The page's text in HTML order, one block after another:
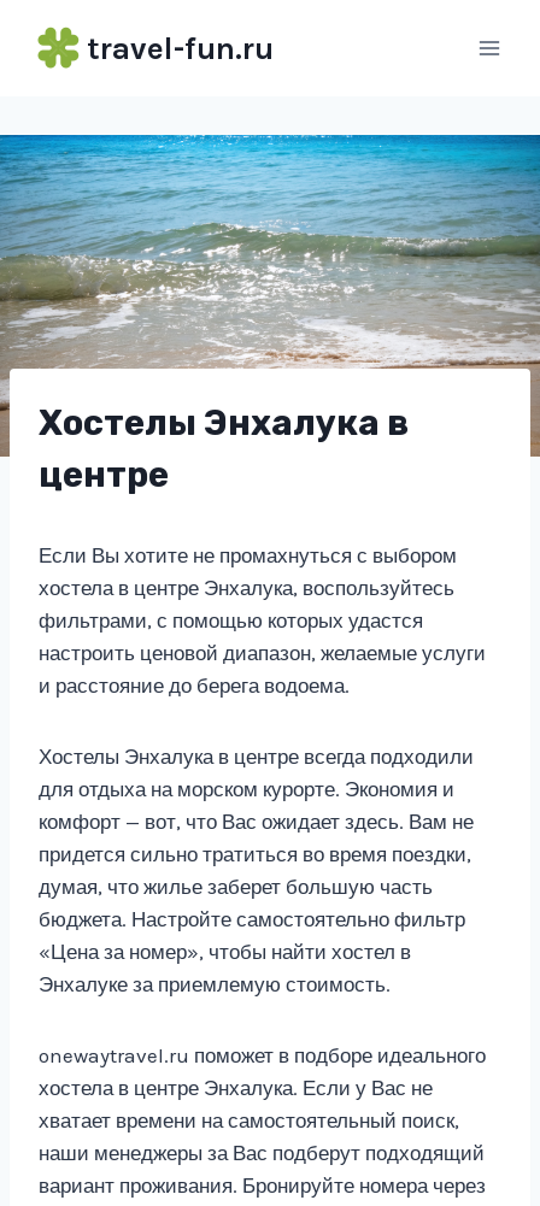
travel-fun.ru
Хостелы Энхалука в
центре
Если Вы хотите не промахнуться с выбором
хостела в центре Энхалука, воспользуйтесь
фильтрами, с помощью которых удастся
настроить ценовой диапазон, желаемые услуги
и расстояние до берега водоема.
Хостелы Энхалука в центре всегда подходили
для отдыха на морском курорте. Экономия и
комфорт — вот, что Вас ожидает здесь. Вам не
придется сильно тратиться во время поездки,
думая, что жилье заберет большую часть
бюджета. Настройте самостоятельно фильтр
«Цена за номер», чтобы найти хостел в
Энхалуке за приемлемую стоимость.
onewaytravel.ru поможет в подборе идеального
хостела в центре Энхалука. Если у Вас не
хватает времени на самостоятельный поиск,
наши менеджеры за Вас подберут подходящий
вариант проживания. Бронируйте номера через